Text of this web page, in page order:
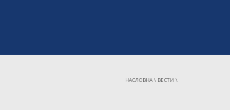
НАСЛОВНА \ ВЕСТИ \